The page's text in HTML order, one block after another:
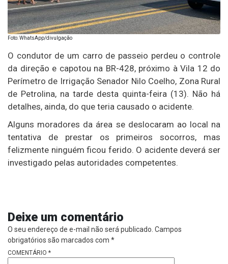
Foto: WhatsApp/divulgação
O condutor de um carro de passeio perdeu o controle
da direção e capotou na BR-428, próximo à Vila 12 do
Perímetro de Irrigação Senador Nilo Coelho, Zona Rural
de Petrolina, na tarde desta quinta-feira (13). Não há
detalhes, ainda, do que teria causado o acidente.
Alguns moradores da área se deslocaram ao local na
tentativa de prestar os primeiros socorros, mas
felizmente ninguém ficou ferido. O acidente deverá ser
investigado pelas autoridades competentes.
Deixe um comentário
O seu endereço de e-mail não será publicado. Campos
obrigatórios são marcados com *
COMENTÁRIO *